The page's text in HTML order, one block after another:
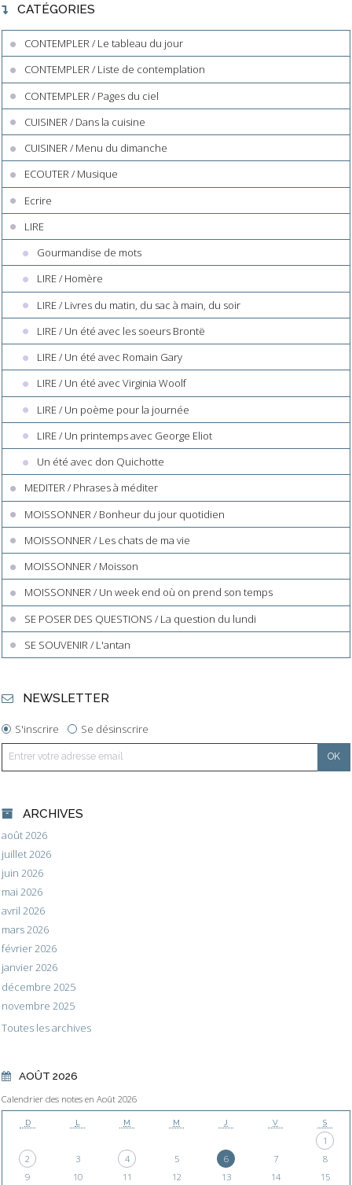
CATÉGORIES
CONTEMPLER / Le tableau du jour
CONTEMPLER / Liste de contemplation
CONTEMPLER / Pages du ciel
CUISINER / Dans la cuisine
CUISINER / Menu du dimanche
ECOUTER / Musique
Ecrire
LIRE
Gourmandise de mots
LIRE / Homère
LIRE / Livres du matin, du sac à main, du soir
LIRE / Un été avec les soeurs Brontë
LIRE / Un été avec Romain Gary
LIRE / Un été avec Virginia Woolf
LIRE / Un poème pour la journée
LIRE / Un printemps avec George Eliot
Un été avec don Quichotte
MEDITER / Phrases à méditer
MOISSONNER / Bonheur du jour quotidien
MOISSONNER / Les chats de ma vie
MOISSONNER / Moisson
MOISSONNER / Un week end où on prend son temps
SE POSER DES QUESTIONS / La question du lundi
SE SOUVENIR / L'antan
NEWSLETTER
S'inscrire Se désinscrire
ARCHIVES
août 2026
juillet 2026
juin 2026
mai 2026
avril 2026
mars 2026
février 2026
janvier 2026
décembre 2025
novembre 2025
Toutes les archives
AOÛT 2026
Calendrier des notes en Août 2026
D L M M J V S
1
2
3 4 5 6 7
8
9
10 11 12 13 14 15